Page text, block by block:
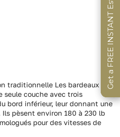
traditionnelle Les bardeaux à 3
seule couche avec trois
bord inférieur, leur donnant une
pèsent environ 180 à 230 lb
pour des vitesses de
Get a FREE INSTANT Estimate
Get a FREE INSTANT Estimate
Get a FREE INSTANT Estimate